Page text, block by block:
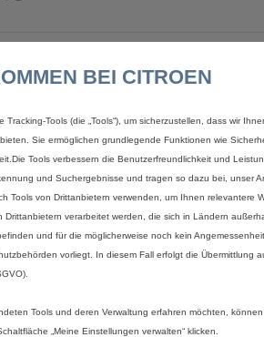
lackiert
BEI CITROEN
Tools (die „Tools“), um sicherzustellen, dass wir
Sie ermöglichen grundlegende Funktionen wie
Tools verbessern die Benutzerfreundlichkeit und
und Suchergebnisse und tragen so dazu bei, unser
Tools von Drittanbietern verwenden, um Ihnen relevantere
Drittanbietern verarbeitet werden, die sich in Ländern
und für die möglicherweise noch kein
vorliegt. In diesem Fall erfolgt die Übermittlung
Tools und deren Verwaltung erfahren möchten,
„Meine Einstellungen verwalten“ klicken.